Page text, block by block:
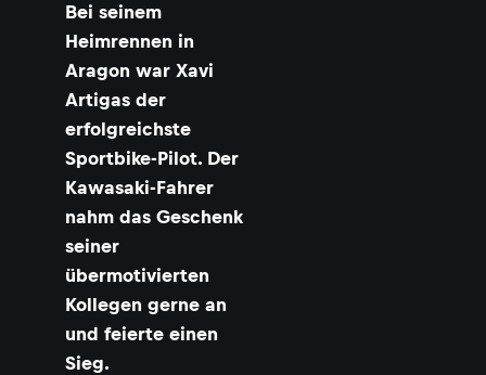
Bei seinem
Heimrennen in
Aragon war Xavi
Artigas der
erfolgreichste
Sportbike-Pilot. Der
Kawasaki-Fahrer
nahm das Geschenk
seiner
übermotivierten
Kollegen gerne an
und feierte einen
Sieg.